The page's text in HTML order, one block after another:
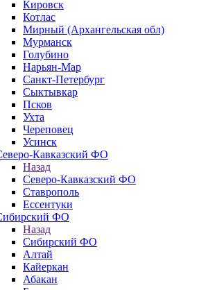
Кировск
Котлас
Мирный (Архангельская обл)
Мурманск
Голубино
Нарьян-Мар
Санкт-Петербург
Сыктывкар
Псков
Ухта
Череповец
Усинск
Кавказский ФО
Назад
Северо-Кавказский ФО
Ставрополь
Ессентуки
ФО
Назад
Сибирский ФО
Алтай
Кайеркан
Абакан